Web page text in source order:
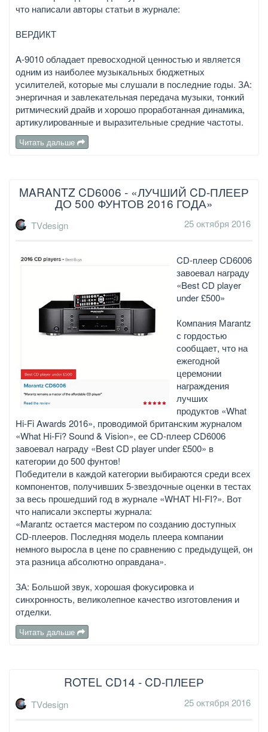
что написали авторы статьи в журнале:
ВЕРДИКТ
A-9010 обладает превосходной ценностью и является
одним из наиболее музыкальных бюджетных
усилителей, которые мы слушали в последние годы. ЗА:
энергичная и завлекательная передача музыки, тонкий
ритмический драйв и хорошо проработанная динамика,
артикулированные и выразительные средние частоты.
Читать дальше
MARANTZ CD6006 - «ЛУЧШИЙ CD-ПЛЕЕР
ДО 500 ФУНТОВ 2016 ГОДА»
TVdesign 25 октября 2016
CD-плеер CD6006
завоевал награду
«Best CD player
under £500»
Компания Marantz
с гордостью
сообщает, что на
ежегодной
церемонии
награждения
лучших
продуктов «What
Hi-Fi Awards 2016», проводимой британским журналом
«What Hi-Fi? Sound & Vision», ее CD-плеер CD6006
завоевал награду «Best CD player under £500» в
категории до 500 фунтов!
Победители в каждой категории выбираются среди всех
компонентов, получивших 5-звездочные оценки в тестах
за весь прошедший год в журнале «WHAT HI-FI?». Вот
что написали эксперты журнала:
«Marantz остается мастером по созданию доступных
CD-плееров. Последняя модель плеера компании
немного выросла в цене по сравнению с предыдущей, он
эта разница абсолютно оправдана».
ЗА: Большой звук, хорошая фокусировка и
синхронность, великолепное качество изготовления и
отделки.
Читать дальше
ROTEL CD14 - CD-ПЛЕЕР
TVdesign 25 октября 2016